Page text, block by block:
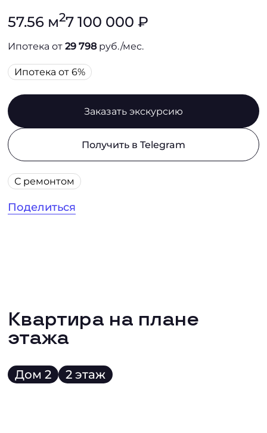
57.56 м27 100 000 ₽
Ипотека от29 798руб./мес.
Ипотека от 6%
Заказать экскурсию
Получить в Telegram
С ремонтом
Поделиться
Квартира на плане
этажа
Дом 2 2 этаж